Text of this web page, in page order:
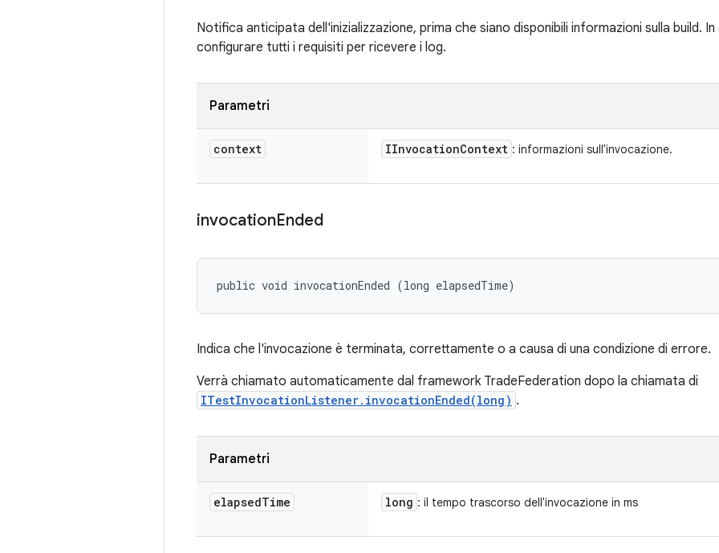
Notifica anticipata dell'inizializzazione, prima che siano disponibili informazioni sulla build.
configurare tutti i requisiti per ricevere i log.
Parametri
context IInvocationContext : informazioni sull'invocazione.
invocationEnded
public void invocationEnded (long elapsedTime)
Indica che l'invocazione è terminata, correttamente o a causa di una condizione di errore.
Verrà chiamato automaticamente dal framework TradeFederation dopo la chiamata di
ITestInvocationListener.invocationEnded(long) .
Parametri
elapsedTime long : il tempo trascorso dell'invocazione in ms